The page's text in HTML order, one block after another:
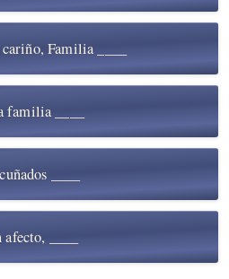
Familia ____
familia ____
____
____